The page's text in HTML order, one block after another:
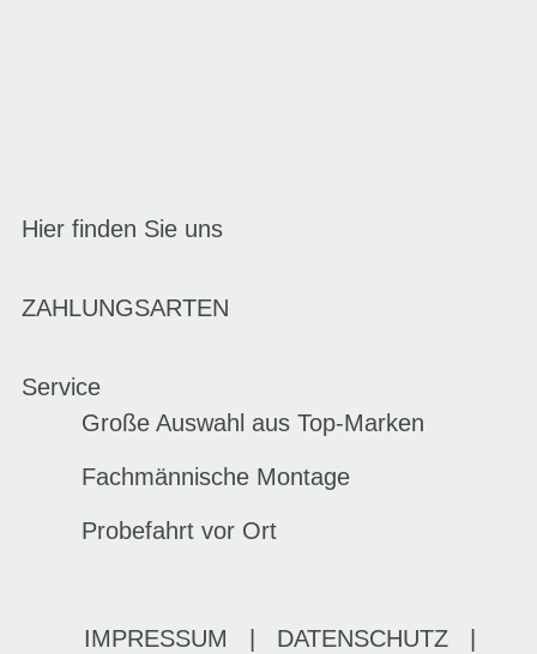
Hier finden Sie uns
ZAHLUNGSARTEN
Service
Große Auswahl aus Top-Marken
Fachmännische Montage
Probefahrt vor Ort
IMPRESSUM DATENSCHUTZ